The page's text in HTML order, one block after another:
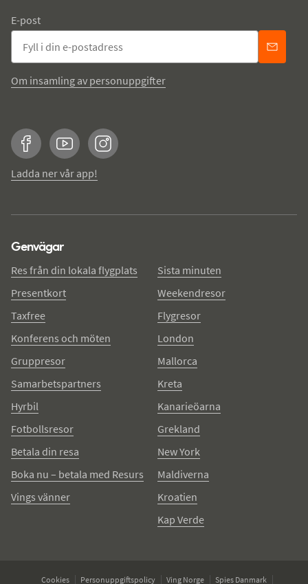
E-post
Om insamling av personuppgifter
FacebookYouTubeInstagram
Ladda ner vår app!
Genvägar
Res från din lokala flygplats
Presentkort
Taxfree
Konferens och möten
Gruppresor
Samarbetspartners
Hyrbil
Fotbollsresor
Betala din resa
Boka nu – betala med Resurs
Vings vänner
Sista minuten
Weekendresor
Flygresor
London
Mallorca
Kreta
Kanarieöarna
Grekland
New York
Maldiverna
Kroatien
Kap Verde
Cookies Personuppgiftspolicy Ving Norge Spies Danmark